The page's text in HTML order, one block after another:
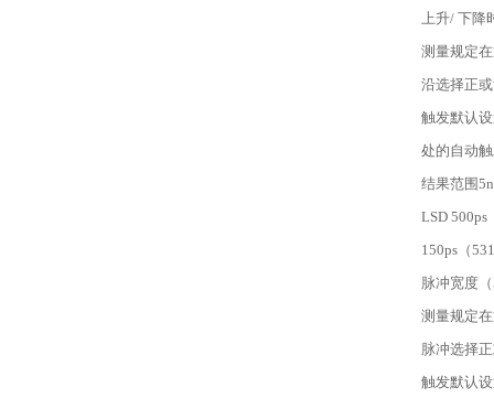
上升/ 下降
测量规定
沿选择正
触发默认
处的自动
结果范围
LSD 500ps
150ps（
脉冲宽度
测量规定
脉冲选择
触发默认